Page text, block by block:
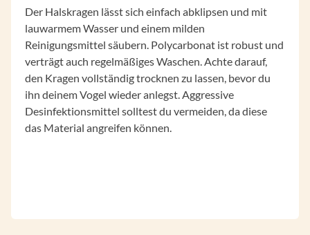
Der Halskragen lässt sich einfach abklipsen und mit
lauwarmem Wasser und einem milden
Reinigungsmittel säubern. Polycarbonat ist robust und
verträgt auch regelmäßiges Waschen. Achte darauf,
den Kragen vollständig trocknen zu lassen, bevor du
ihn deinem Vogel wieder anlegst. Aggressive
Desinfektionsmittel solltest du vermeiden, da diese
das Material angreifen können.